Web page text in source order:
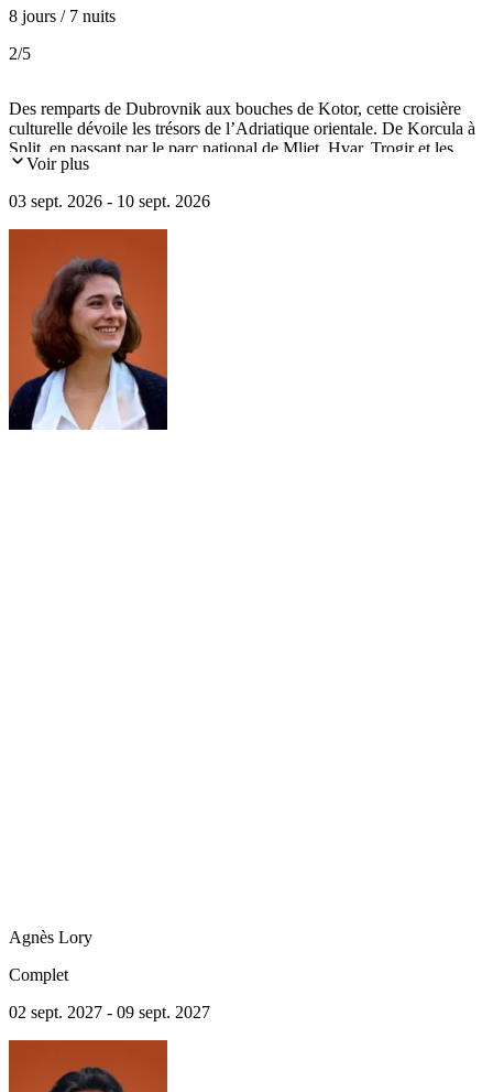
8 jours / 7 nuits
2/5
Des remparts de Dubrovnik aux bouches de Kotor, cette croisière
culturelle dévoile les trésors de l’Adriatique orientale. De Korcula à
Split, en passant par le parc national de Mljet, Hvar, Trogir et les
bouches de Kotor, chaque escale révèle un patrimoine exceptionnel
Conférences à bord et visites guidées éclaireront ces lieux d’une
richesse artistique remarquable.
Voir plus
03 sept. 2026 - 10 sept. 2026
Agnès Lory
Complet
02 sept. 2027 - 09 sept. 2027